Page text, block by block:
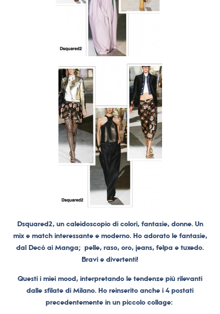
Dsquared2, un caleidoscopio di colori, fantasie, donne. Un
mix e match interessante e moderno. Ho adorato le fantasie,
dal Decò ai Manga; pelle, raso, oro, jeans, felpa e tuxedo.
Bravi e divertenti!
Questi i miei mood, interpretando le tendenze più rilevanti
dalle sfilate di Milano. Ho reinserito anche i 4 postati
precedentemente in un piccolo collage: